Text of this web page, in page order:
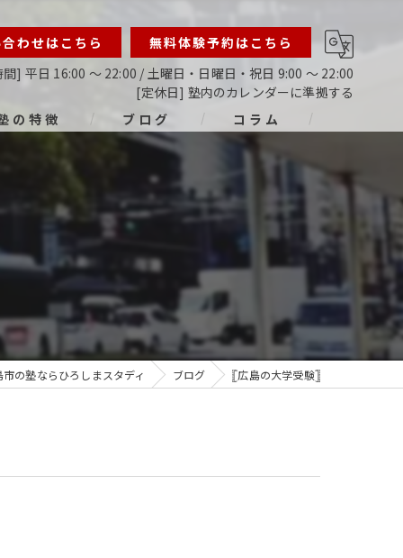
わせはこちら
無料体験予約はこちら
] 平日 16:00 ～ 22:00 / 土曜日・日曜日・祝日 9:00 ～ 22:00
[定休日] 塾内のカレンダーに準拠する
の特徴 ブログ コラム
市の塾ならひろしまスタディ ブログ 𓊈広島の大学受験𓊉